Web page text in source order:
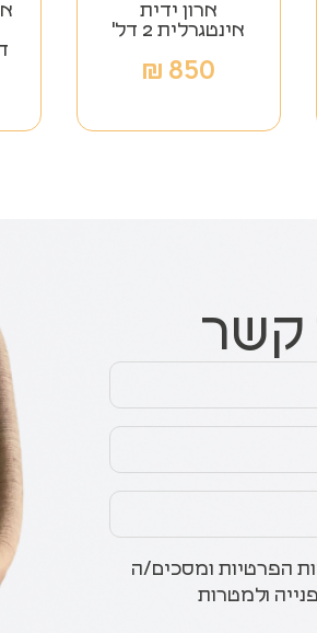
ארון ידית
אינטגרלית 2 דל'
850
₪
קשר
הפרטיות ומסכים/ה
ולמטרות